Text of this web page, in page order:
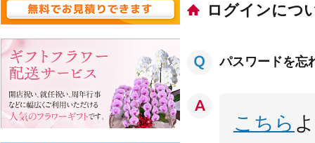
ログインにつ
パスワードを忘
こちら